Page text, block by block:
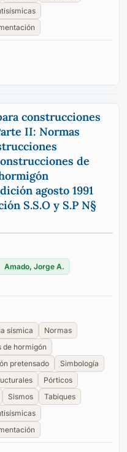
construcciones
II: Normas
de
agosto 1991
S.S.O y S.P N§
Amado, Jorge A.
sísmica
Normas
de hormigón
pretensado
Simbología
Pórticos
Sismos
Tabiques